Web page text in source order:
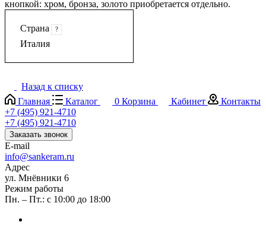
кнопкой: хром, бронза, золото приобретается отдельно.
Страна ?
Италия
Назад к списку
Главная
Каталог 0 Корзина Кабинет
Контакты
+7 (495) 921-4710
+7 (495) 921-4710
Заказать звонок
E-mail
info@sankeram.ru
Адрес
ул. Мнёвники 6
Режим работы
Пн. – Пт.: с 10:00 до 18:00